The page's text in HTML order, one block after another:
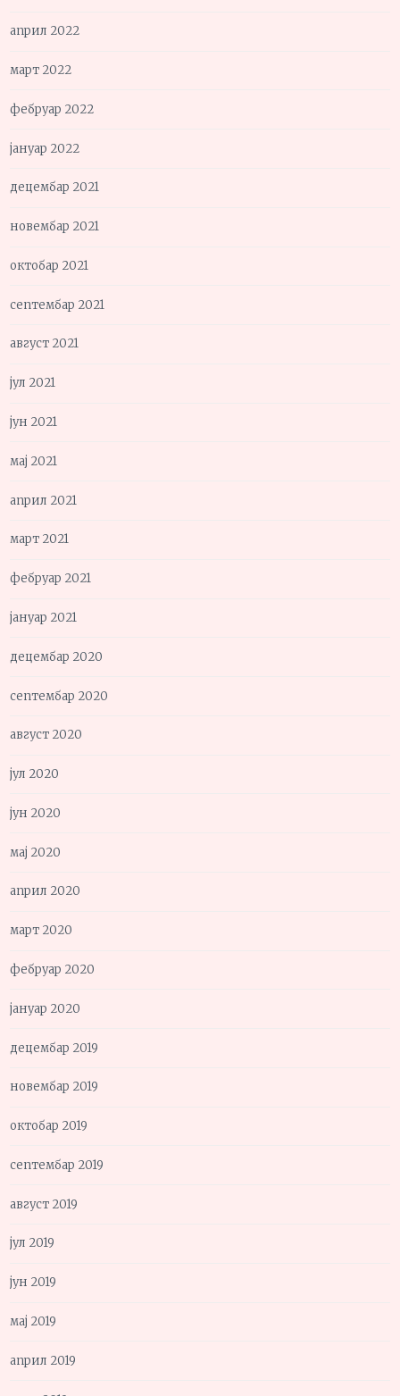
април 2022
март 2022
фебруар 2022
јануар 2022
децембар 2021
новембар 2021
октобар 2021
септембар 2021
август 2021
јул 2021
јун 2021
мај 2021
април 2021
март 2021
фебруар 2021
јануар 2021
децембар 2020
септембар 2020
август 2020
јул 2020
јун 2020
мај 2020
април 2020
март 2020
фебруар 2020
јануар 2020
децембар 2019
новембар 2019
октобар 2019
септембар 2019
август 2019
јул 2019
јун 2019
мај 2019
април 2019